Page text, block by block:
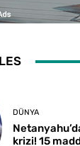
DÜNYA
krizi! 15